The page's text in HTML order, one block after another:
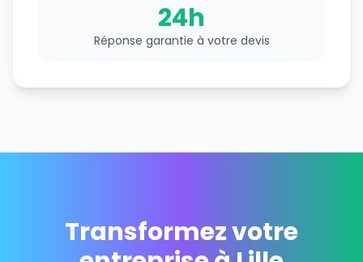
24h
Réponse garantie à votre devis
Transformez votre